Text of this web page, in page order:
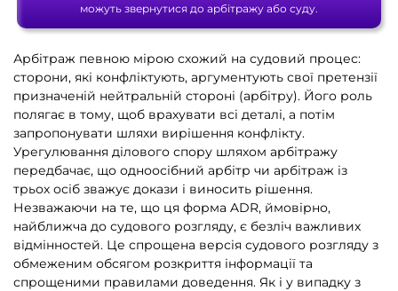
можуть звернутися до арбітражу або суду.
Арбітраж певною мірою схожий на судовий процес:
сторони, які конфліктують, аргументують свої претензії
призначеній нейтральній стороні (арбітру). Його роль
полягає в тому, щоб врахувати всі деталі, а потім
запропонувати шляхи вирішення конфлікту.
Урегулювання ділового спору шляхом арбітражу
передбачає, що одноосібний арбітр чи арбітраж із
трьох осіб зважує докази і виносить рішення.
Незважаючи на те, що ця форма ADR, ймовірно,
найближча до судового розгляду, є безліч важливих
відмінностей. Це спрощена версія судового розгляду з
обмеженим обсягом розкриття інформації та
спрощеними правилами доведення. Як і у випадку з